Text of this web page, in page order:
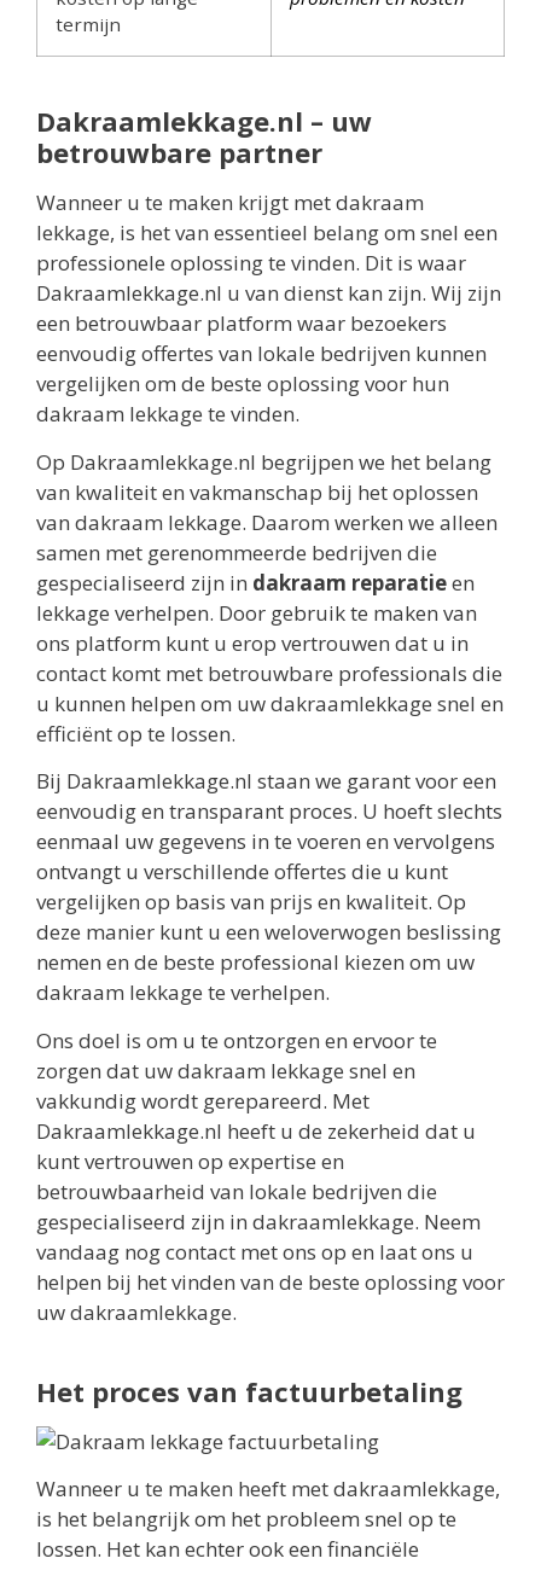
termijn
Dakraamlekkage.nl – uw
betrouwbare partner
Wanneer u te maken krijgt met dakraam
lekkage, is het van essentieel belang om snel een
professionele oplossing te vinden. Dit is waar
Dakraamlekkage.nl u van dienst kan zijn. Wij zijn
een betrouwbaar platform waar bezoekers
eenvoudig offertes van lokale bedrijven kunnen
vergelijken om de beste oplossing voor hun
dakraam lekkage te vinden.
Op Dakraamlekkage.nl begrijpen we het belang
van kwaliteit en vakmanschap bij het oplossen
van dakraam lekkage. Daarom werken we alleen
samen met gerenommeerde bedrijven die
gespecialiseerd zijn in dakraam reparatieen
lekkage verhelpen. Door gebruik te maken van
ons platform kunt u erop vertrouwen dat u in
contact komt met betrouwbare professionals die
u kunnen helpen om uw dakraamlekkage snel en
efficiënt op te lossen.
Bij Dakraamlekkage.nl staan we garant voor een
eenvoudig en transparant proces. U hoeft slechts
eenmaal uw gegevens in te voeren en vervolgens
ontvangt u verschillende offertes die u kunt
vergelijken op basis van prijs en kwaliteit. Op
deze manier kunt u een weloverwogen beslissing
nemen en de beste professional kiezen om uw
dakraam lekkage te verhelpen.
Ons doel is om u te ontzorgen en ervoor te
zorgen dat uw dakraam lekkage snel en
vakkundig wordt gerepareerd. Met
Dakraamlekkage.nl heeft u de zekerheid dat u
kunt vertrouwen op expertise en
betrouwbaarheid van lokale bedrijven die
gespecialiseerd zijn in dakraamlekkage. Neem
vandaag nog contact met ons op en laat ons u
helpen bij het vinden van de beste oplossing voor
uw dakraamlekkage.
Het proces van factuurbetaling
Wanneer u te maken heeft met dakraamlekkage,
is het belangrijk om het probleem snel op te
lossen. Het kan echter ook een financiële